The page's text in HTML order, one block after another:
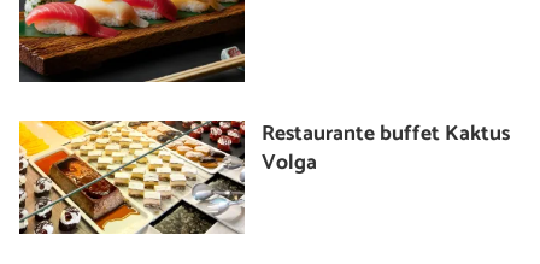
Restaurante buffet Kaktus
Volga